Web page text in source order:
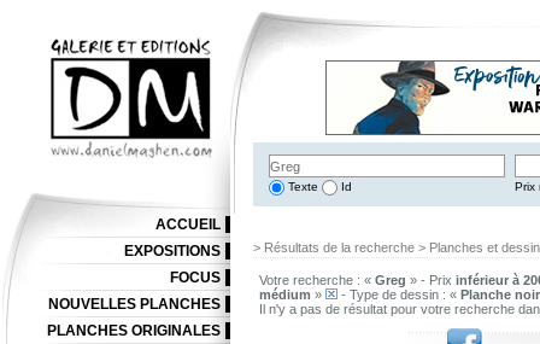
Texte Id Prix
> Résultats de la recherche > Planches et
Votre recherche : « Greg » - Prix inférieur à
médium » - Type de dessin : « Planche
Il n'y a pas de résultat pour votre recherche
ACCUEIL
EXPOSITIONS
FOCUS
NOUVELLES PLANCHES
PLANCHES ORIGINALES